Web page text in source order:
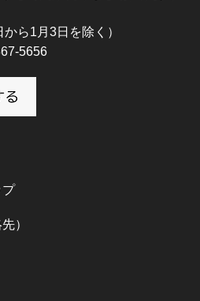
ら1月3日を除く）
5656
プ
）